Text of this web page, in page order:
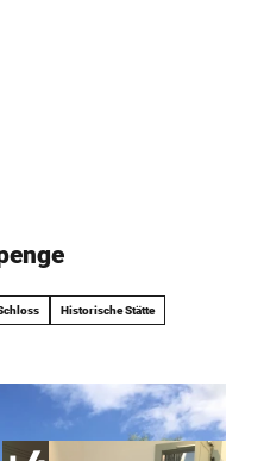
Historische Stätte